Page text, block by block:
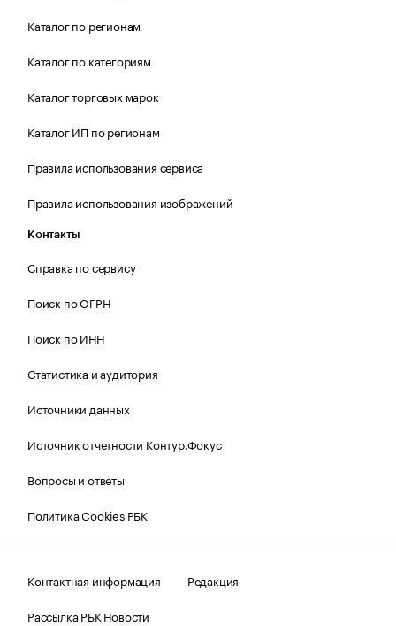
Каталог по регионам
Каталог по категориям
Каталог торговых марок
Каталог ИП по регионам
Правила использования сервиса
Правила использования изображений
Контакты
Справка по сервису
Поиск по ОГРН
Поиск по ИНН
Статистика и аудитория
Источники данных
Источник отчетности Контур.Фокус
Вопросы и ответы
Политика Cookies РБК
Контактная информация
Редакция
Рассылка РБК Новости